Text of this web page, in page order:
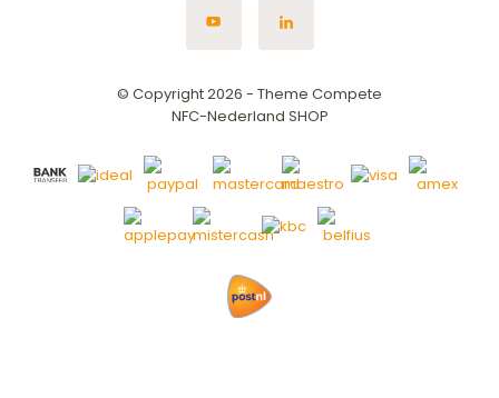
© Copyright 2026 - Theme Compete
NFC-Nederland SHOP